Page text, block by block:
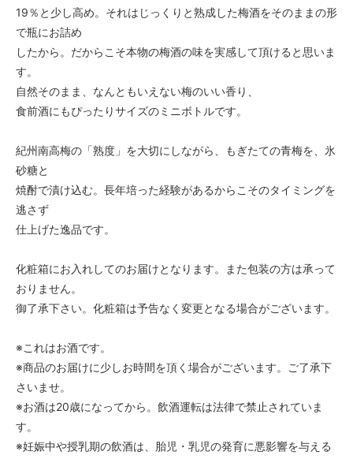
19％と少し高め。それはじっくりと熟成した梅酒をそのままの形
で瓶にお詰め
したから。だからこそ本物の梅酒の味を実感して頂けると思いま
す。
自然そのまま、なんともいえない梅のいい香り、
食前酒にもぴったりサイズのミニボトルです。
紀州南高梅の「熟度」を大切にしながら、もぎたての青梅を、氷
砂糖と
焼酎で漬け込む。長年培った経験があるからこそのタイミングを
逃さず
仕上げた逸品です。
化粧箱にお入れしてのお届けとなります。また包装の方は承って
おりません。
御了承下さい。化粧箱は予告なく変更となる場合がございます。
※これはお酒です。
※商品のお届けに少しお時間を頂く場合がございます。ご了承下
さいませ。
※お酒は20歳になってから。飲酒運転は法律で禁止されていま
す。
※妊娠中や授乳期の飲酒は、胎児・乳児の発育に悪影響を与える